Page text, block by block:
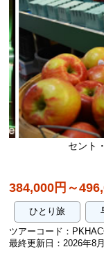
セント
384,000円～
ひとり旅
ツアーコード：
最終更新日：2026年8